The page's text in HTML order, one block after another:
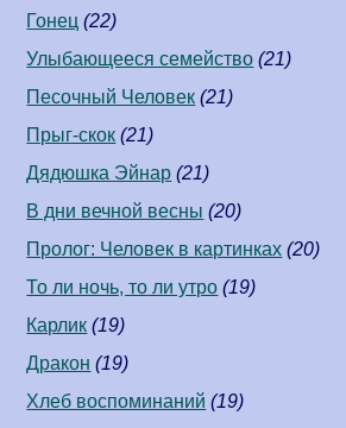
Гонец (22)
Улыбающееся семейство (21)
Песочный Человек (21)
Прыг-скок (21)
Дядюшка Эйнар (21)
В дни вечной весны (20)
Пролог: Человек в картинках (20)
То ли ночь, то ли утро (19)
Карлик (19)
Дракон (19)
Хлеб воспоминаний (19)